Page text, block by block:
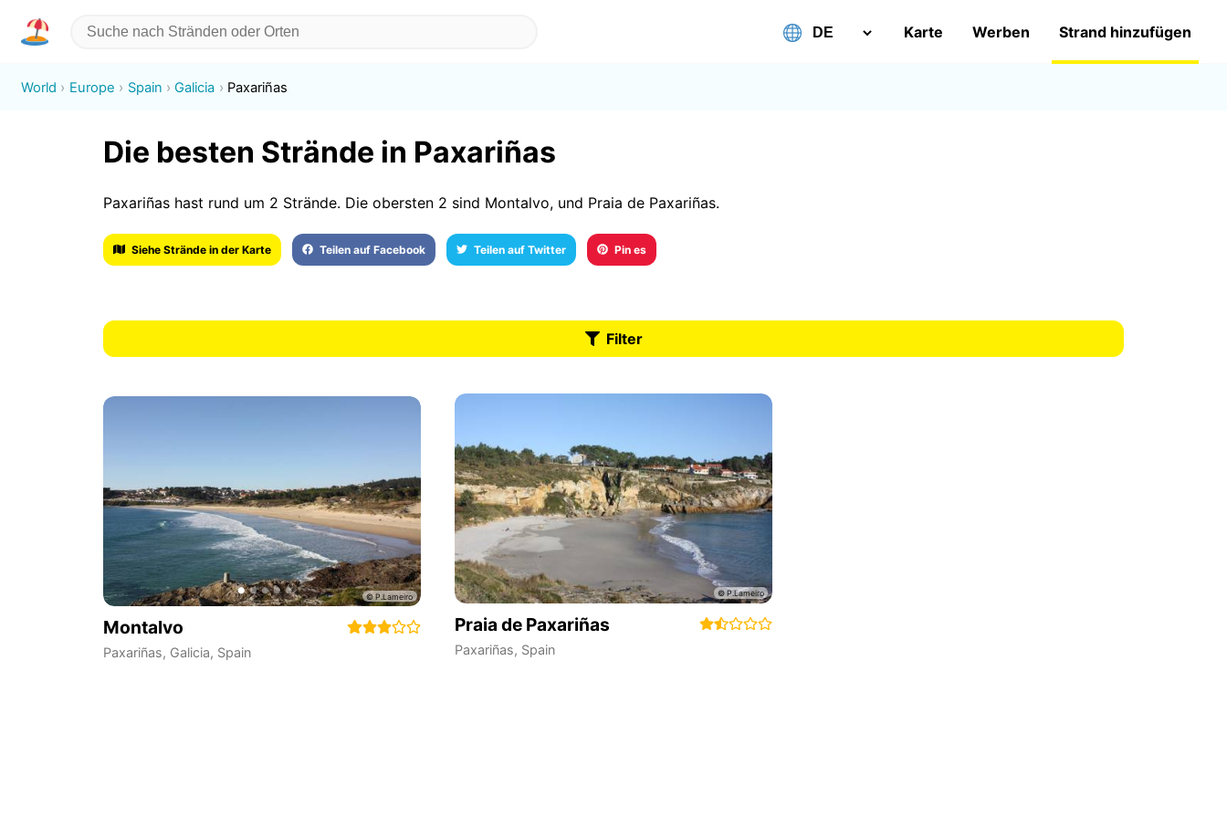
Karte Werben Strand hinzufügen
World Europe Spain Galicia Paxariñas
Die besten Strände in Paxariñas
Paxariñas hast rund um 2 Strände. Die obersten 2 sind Montalvo, und Praia de Paxariñas.
Siehe Strände in der Karte Teilen auf Facebook Teilen auf Twitter Pin es
Filter
Montalvo
Paxariñas, Galicia, Spain
Praia de Paxariñas
Paxariñas, Spain